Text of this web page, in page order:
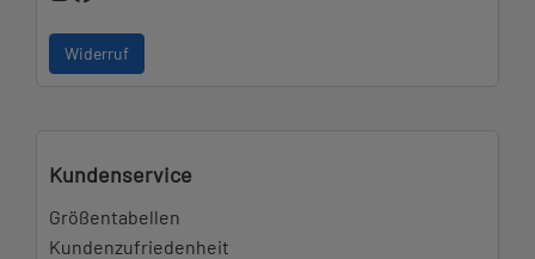
Widerruf
Kundenservice
Größentabellen
Kundenzufriedenheit